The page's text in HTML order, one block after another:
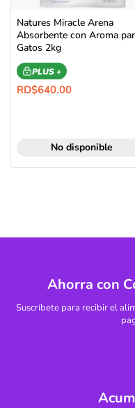
Natures Miracle Arena
Absorbente con Aroma
Gatos 2kg
PLUS +
RD$640.00
No disponible
Ahorra con
Suscríbete para recibir el